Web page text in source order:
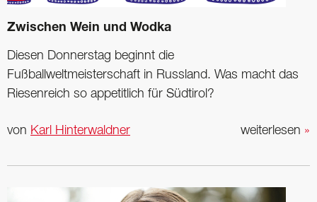
Zwischen Wein und Wodka
Diesen Donnerstag beginnt die
Fußballweltmeisterschaft in Russland. Was macht das
Riesenreich so appetitlich für Südtirol?
weiterlesen »
von Karl Hinterwaldner